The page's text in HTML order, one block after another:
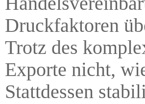
Druckfaktoren
Trotz des
Exporte nicht,
Stattdessen